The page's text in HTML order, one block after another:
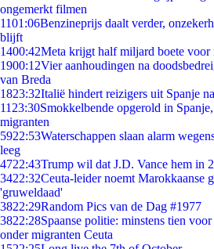
ongemerkt filmen
1101:06Benzineprijs daalt verder,
blijft
1400:42Meta krijgt half miljard boete voor
1900:12Vier aanhoudingen na
van Breda
1823:32Italië hindert reizigers uit Spanje
11 23:30Smokkelbende opgerold in
migranten
5922:53Waterschappen slaan alarm
leeg
4722:43Trump wil dat J.D. Vance hem in
3422:32Ceuta-leider noemt Marokkaanse
'gruweldaad'
3822:29Random Pics van de Dag #1977
3822:28Spaanse politie: minstens tien
onder migranten Ceuta